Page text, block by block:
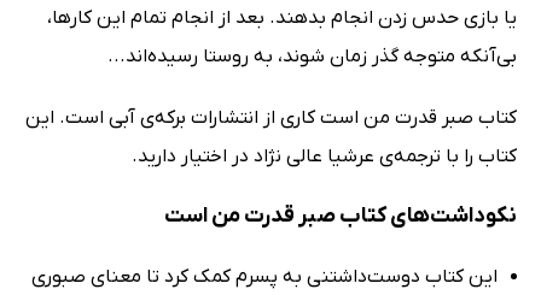
یا بازی حدس زدن انجام بدهند. بعد از انجام تمام این کارها،
بی‌آنکه متوجه گذر زمان شوند، به روستا رسیده‌اند...
کتاب صبر قدرت من است کاری از انتشارات برکه‌ی آبی است. این
کتاب را با ترجمه‌ی عرشیا عالی نژاد در اختیار دارید.
نکوداشت‌های کتاب صبر قدرت من است
این کتاب دوست‌داشتنی به پسرم کمک کرد تا معنای صبوری